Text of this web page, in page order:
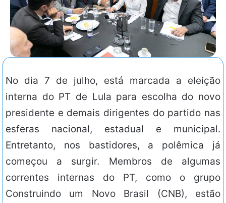
No dia 7 de julho, está marcada a eleição
interna do PT de Lula para escolha do novo
presidente e demais dirigentes do partido nas
esferas nacional, estadual e municipal.
Entretanto, nos bastidores, a polêmica já
começou a surgir. Membros de algumas
correntes internas do PT, como o grupo
Construindo um Novo Brasil (CNB), estão